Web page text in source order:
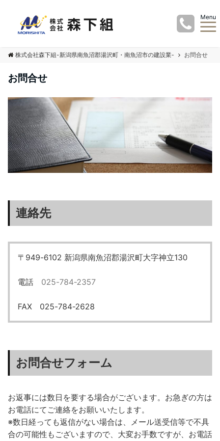
Menu
株式会社森下組-新潟県南魚沼郡湯沢町・南魚沼市の建設業- お問合せ
お問合せ
連絡先
〒949-6102 新潟県南魚沼郡湯沢町大字神立130
電話 025-784-2357
FAX 025-784-2628
お問合せフォーム
お返事には数日を要する場合がございます。お急ぎの方は
お電話にてご連絡をお願いいたします。
※数日経っても返信がない場合は、メール送受信等で不具
合の可能性もございますので、大変お手数ですが、お電話